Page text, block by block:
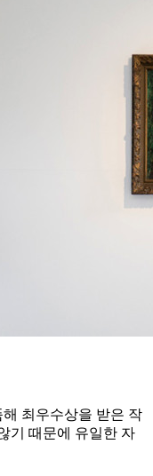
최우수상을 받은 작
기 때문에 유일한 자